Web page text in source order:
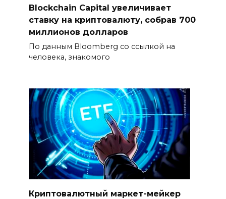
Blockchain Capital увеличивает
ставку на криптовалюту, собрав 700
миллионов долларов
По данным Bloomberg со ссылкой на
человека, знакомого
Криптовалютный маркет-мейкер